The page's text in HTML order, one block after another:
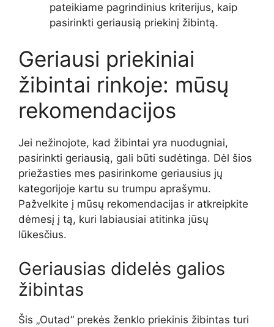
pateikiame pagrindinius kriterijus, kaip
pasirinkti geriausią priekinį žibintą.
Geriausi priekiniai
žibintai rinkoje: mūsų
rekomendacijos
Jei nežinojote, kad žibintai yra nuodugniai,
pasirinkti geriausią, gali būti sudėtinga. Dėl šios
priežasties mes pasirinkome geriausius jų
kategorijoje kartu su trumpu aprašymu.
Pažvelkite į mūsų rekomendacijas ir atkreipkite
dėmesį į tą, kuri labiausiai atitinka jūsų
lūkesčius.
Geriausias didelės galios
žibintas
Šis „Outad“ prekės ženklo priekinis žibintas turi